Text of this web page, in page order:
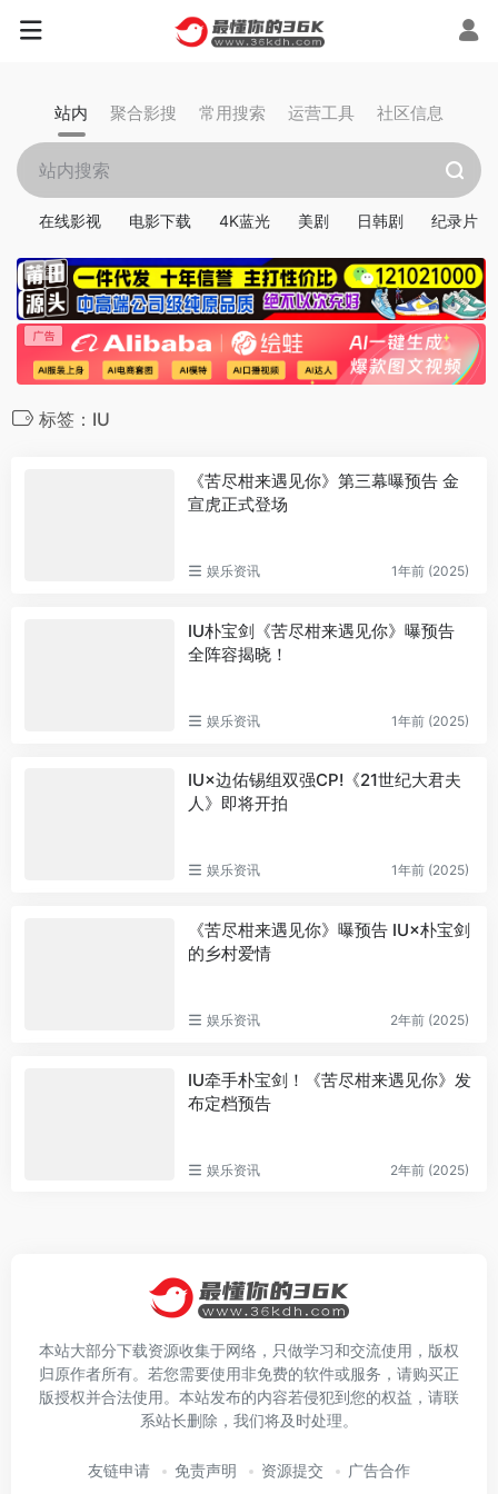
站内 聚合影搜 常用搜索 运营工具 社区信息
在线影视 电影下载 4K蓝光 美剧 日韩剧 纪录片
标签：IU
《苦尽柑来遇见你》第三幕曝预告 金
宣虎正式登场
娱乐资讯 1年前 (2025)
IU朴宝剑《苦尽柑来遇见你》曝预告
全阵容揭晓！
娱乐资讯 1年前 (2025)
IU×边佑锡组双强CP!《21世纪大君夫
人》即将开拍
娱乐资讯 1年前 (2025)
《苦尽柑来遇见你》曝预告 IU×朴宝剑
的乡村爱情
娱乐资讯 2年前 (2025)
IU牵手朴宝剑！《苦尽柑来遇见你》发
布定档预告
娱乐资讯 2年前 (2025)
本站大部分下载资源收集于网络，只做学习和交流使用，版权
归原作者所有。若您需要使用非免费的软件或服务，请购买正
版授权并合法使用。本站发布的内容若侵犯到您的权益，请联
系站长删除，我们将及时处理。
友链申请 免责声明 资源提交 广告合作